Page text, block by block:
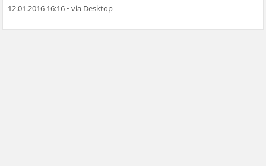
12.01.2016 16:16 •